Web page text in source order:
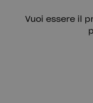
Vuoi essere il